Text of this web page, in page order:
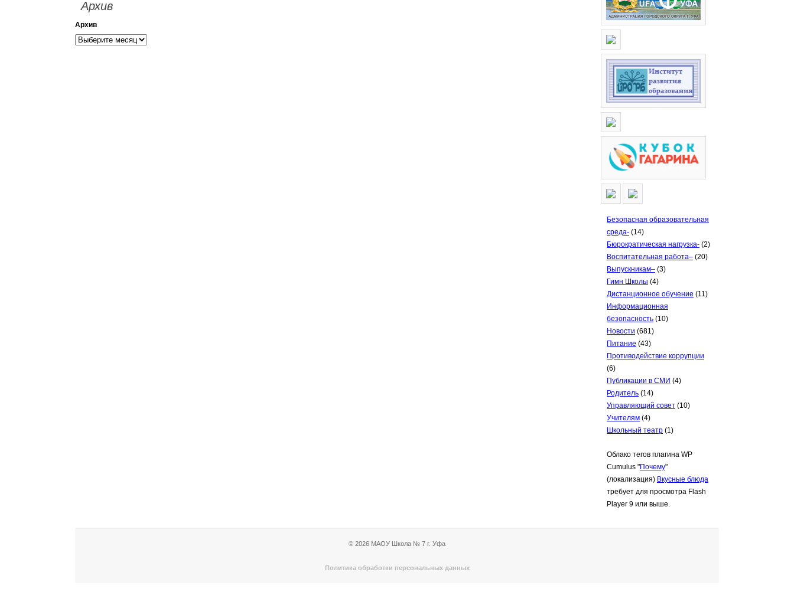
Архив
Архив
Безопасная образовательная
среда- (14)
Бюрократическая нагрузка- (2)
Воспитательная работа– (20)
Выпускникам– (3)
Гимн Школы (4)
Дистанционное обучение (11)
Информационная
безопасность (10)
Новости (681)
Питание (43)
Противодействие коррупции
(6)
Публикации в СМИ (4)
Родитель (14)
Управляющий совет (10)
Учителям (4)
Школьный театр (1)
Облако тегов плагина WP
Cumulus "Почему"
(локализация) Вкусные блюда
требует для просмотра Flash
Player 9 или выше.
© 2026 МАОУ Школа № 7 г. Уфа
Политика обработки персональных данных